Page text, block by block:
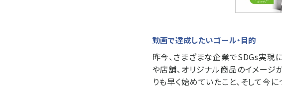
動画で達成したいゴール・目的
昨今、さまざまな企業でSDGs実現
や店舗、オリジナル商品のイメージ
りも早く始めていたこと、そして今